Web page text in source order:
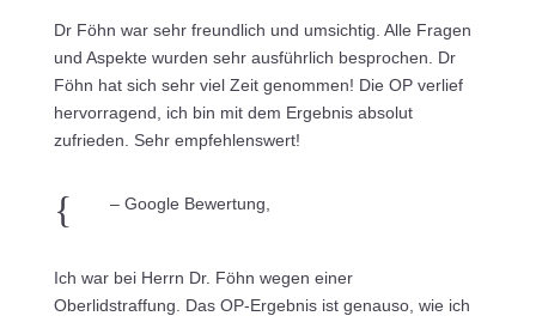
Dr Föhn war sehr freundlich und umsichtig. Alle Fragen
und Aspekte wurden sehr ausführlich besprochen. Dr
Föhn hat sich sehr viel Zeit genommen! Die OP verlief
hervorragend, ich bin mit dem Ergebnis absolut
zufrieden. Sehr empfehlenswert!
{ – Google Bewertung,
Ich war bei Herrn Dr. Föhn wegen einer
Oberlidstraffung. Das OP-Ergebnis ist genauso, wie ich